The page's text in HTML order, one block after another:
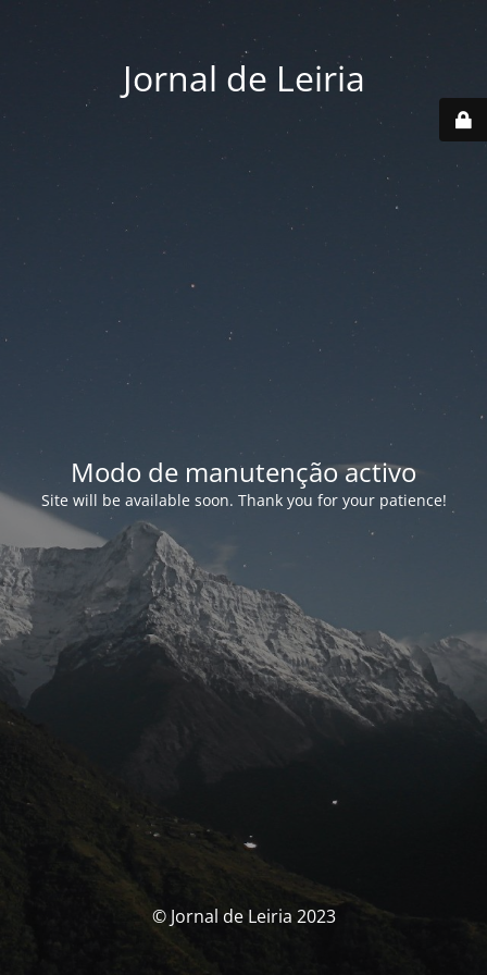
Jornal de Leiria
Modo de manutenção activo
Site will be available soon. Thank you for your patience!
© Jornal de Leiria 2023